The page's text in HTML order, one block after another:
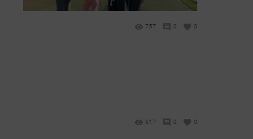
757 0 0
617 0 0